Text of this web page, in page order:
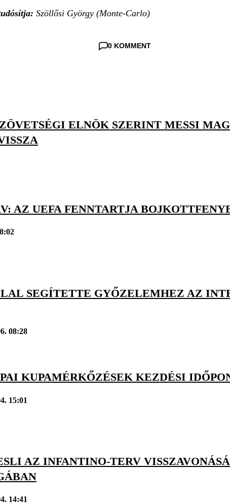
Szöllősi György (Monte-Carlo)
0 KOMMENT
ELNÖK SZERINT MESSI
AZ UEFA FENNTARTJA
SEGÍTETTE GYŐZELEMHEZ AZ
08:28
KUPAMÉRKŐZÉSEK KEZDÉSI
15:01
AZ INFANTINO-TERV
14:41